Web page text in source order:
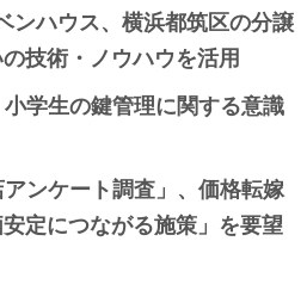
ンハウス、横浜都筑区の分譲
技術・ノウハウを活用
学生の鍵管理に関する意識
ンケート調査」、価格転嫁
定につながる施策」を要望